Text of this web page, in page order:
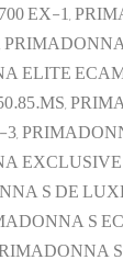
EX-1,
ELITE
S DE
S